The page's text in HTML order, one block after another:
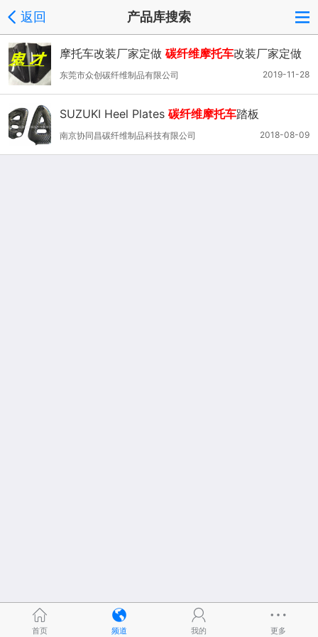
返回 产品库搜索
摩托车改装厂家定做 碳纤维摩托车改装厂家定做
2019-11-28
东莞市众创碳纤维制品有限公司
SUZUKI Heel Plates 碳纤维摩托车踏板
2018-08-09
南京协同昌碳纤维制品科技有限公司
首页 频道 我的 更多